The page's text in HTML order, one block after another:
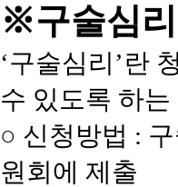
※구술심
‘구술심리’란
수 있도록 하
○ 신청방법 :
원회에 제출